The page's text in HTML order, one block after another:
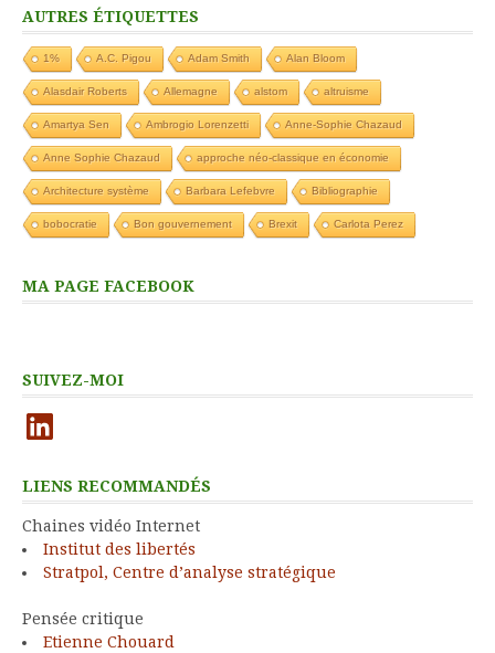
AUTRES ÉTIQUETTES
1% A.C. Pigou Adam Smith Alan Bloom
Alasdair Roberts Allemagne alstom altruisme
Amartya Sen Ambrogio Lorenzetti Anne-Sophie Chazaud
Anne Sophie Chazaud approche néo-classique en économie
Architecture système Barbara Lefebvre Bibliographie
bobocratie Bon gouvernement Brexit Carlota Perez
MA PAGE FACEBOOK
SUIVEZ-MOI
LinkedIn
LIENS RECOMMANDÉS
Chaines vidéo Internet
Institut des libertés
Stratpol, Centre d’analyse stratégique
Pensée critique
Etienne Chouard